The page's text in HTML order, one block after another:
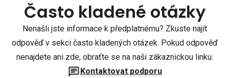
Často kladené otázky
Nenašli jste informace k předplatnému? Zkuste najít
odpověď v sekci často kladených otázek. Pokud odpověď
nenajdete ani zde, obraťte se na naši zákaznickou linku.
Kontaktovat podporu